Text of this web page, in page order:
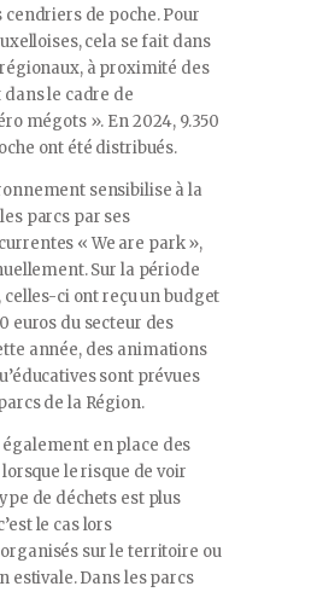
de poche. Pour
cela se fait dans
à proximité des
le cadre de
mégots ». En 2024, 9.350
ont été distribués.
sensibilise à la
parcs par ses
« We are park »,
Sur la période
celles-ci ont reçu un budget
euros du secteur des
année, des animations
sont prévues
de la Région.
en place des
le risque de voir
de déchets est plus
le cas lors
sur le territoire ou
estivale. Dans les parcs